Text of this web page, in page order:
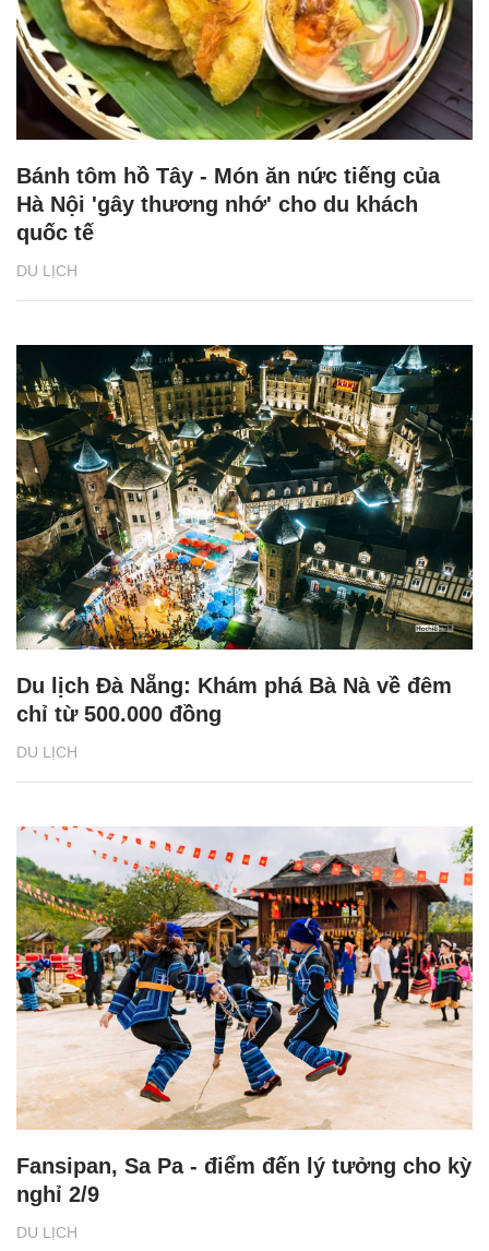
DU LỊCH
Bánh tôm hồ Tây - Món ăn nức tiếng của
Hà Nội 'gây thương nhớ' cho du khách
quốc tế
DU LỊCH
Du lịch Đà Nẵng: Khám phá Bà Nà về đêm
chỉ từ 500.000 đồng
DU LỊCH
Fansipan, Sa Pa - điểm đến lý tưởng cho kỳ
nghỉ 2/9